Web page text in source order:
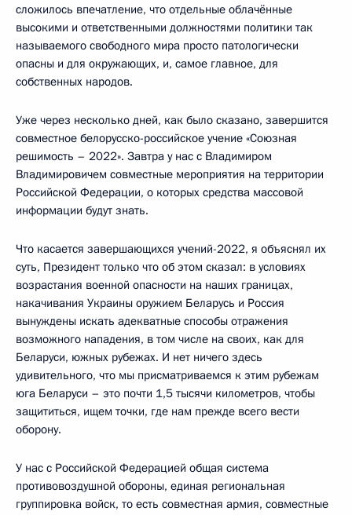
сложилось впечатление, что отдельные облачённые
высокими и ответственными должностями политики так
называемого свободного мира просто патологически
опасны и для окружающих, и, самое главное, для
собственных народов.
Уже через несколько дней, как было сказано, завершится
совместное белорусско-российское учение «Союзная
решимость – 2022». Завтра у нас с Владимиром
Владимировичем совместные мероприятия на территории
Российской Федерации, о которых средства массовой
информации будут знать.
Что касается завершающихся учений-2022, я объяснял их
суть, Президент только что об этом сказал: в условиях
возрастания военной опасности на наших границах,
накачивания Украины оружием Беларусь и Россия
вынуждены искать адекватные способы отражения
возможного нападения, в том числе на своих, как для
Беларуси, южных рубежах. И нет ничего здесь
удивительного, что мы присматриваемся к этим рубежам
юга Беларуси – это почти 1,5 тысячи километров, чтобы
защититься, ищем точки, где нам прежде всего вести
оборону.
У нас с Российской Федерацией общая система
противовоздушной обороны, единая региональная
группировка войск, то есть совместная армия, совместные